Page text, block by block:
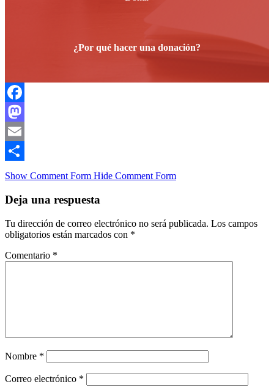
¿Por qué hacer una donación?
Facebook
Mastodon
Email
Compartir
Show Comment Form Hide Comment Form
Deja una respuesta
Tu dirección de correo electrónico no será publicada. Los campos
obligatorios están marcados con *
Comentario *
Nombre *
Correo electrónico *